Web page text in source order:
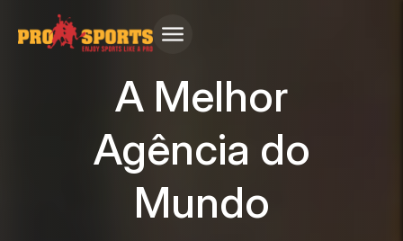
A Melhor
Agência do
Mundo